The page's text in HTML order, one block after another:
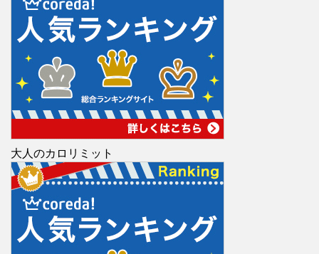
大人のカロリミット